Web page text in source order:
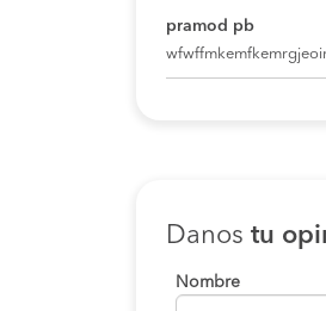
pramod pb
Danos tu
Nombre